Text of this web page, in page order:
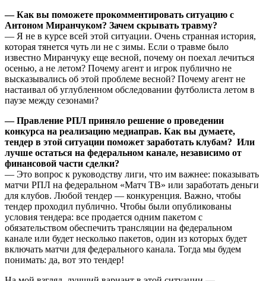
— Как вы поможете прокомментировать ситуацию с
Антоном Миранчуком? Зачем скрывать травму?
— Я не в курсе всей этой ситуации. Очень странная история,
которая тянется чуть ли не с зимы. Если о травме было
известно Миранчуку еще весной, почему он поехал лечиться
осенью, а не летом? Почему агент и игрок публично не
высказывались об этой проблеме весной? Почему агент не
настаивал об углубленном обследовании футболиста летом в
паузе между сезонами?
— Правление РПЛ приняло решение о проведении
конкурса на реализацию медиаправ. Как вы думаете,
тендер в этой ситуации поможет заработать клубам? Или
лучше остаться на федеральном канале, независимо от
финансовой части сделки?
— Это вопрос к руководству лиги, что им важнее: показывать
матчи РПЛ на федеральном «Матч ТВ» или заработать деньги
для клубов. Любой тендер — конкуренция. Важно, чтобы
тендер проходил публично. Чтобы были опубликованы
условия тендера: все продается одним пакетом с
обязательством обеспечить трансляции на федеральном
канале или будет несколько пакетов, один из которых будет
включать матчи для федерального канала. Тогда мы будем
понимать: да, вот это тендер!